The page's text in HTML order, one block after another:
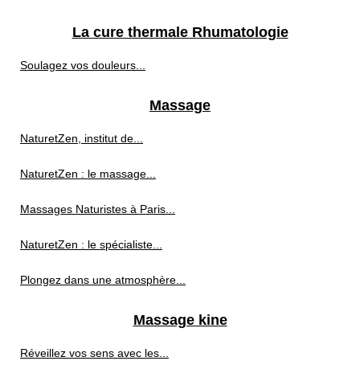
La cure thermale Rhumatologie
Soulagez vos douleurs...
Massage
NaturetZen, institut de...
NaturetZen : le massage...
Massages Naturistes à Paris...
NaturetZen : le spécialiste...
Plongez dans une atmosphère...
Massage kine
Réveillez vos sens avec les...